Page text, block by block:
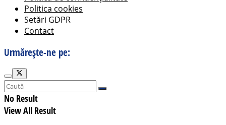
Politica cookies
Setări GDPR
Contact
Urmărește-ne pe:
No Result
View All Result